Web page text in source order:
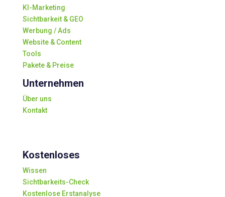
KI-Marketing
Sichtbarkeit & GEO
Werbung / Ads
Website & Content
Tools
Pakete & Preise
Unternehmen
Über uns
Kontakt
Kostenloses
Wissen
Sichtbarkeits-Check
Kostenlose Erstanalyse